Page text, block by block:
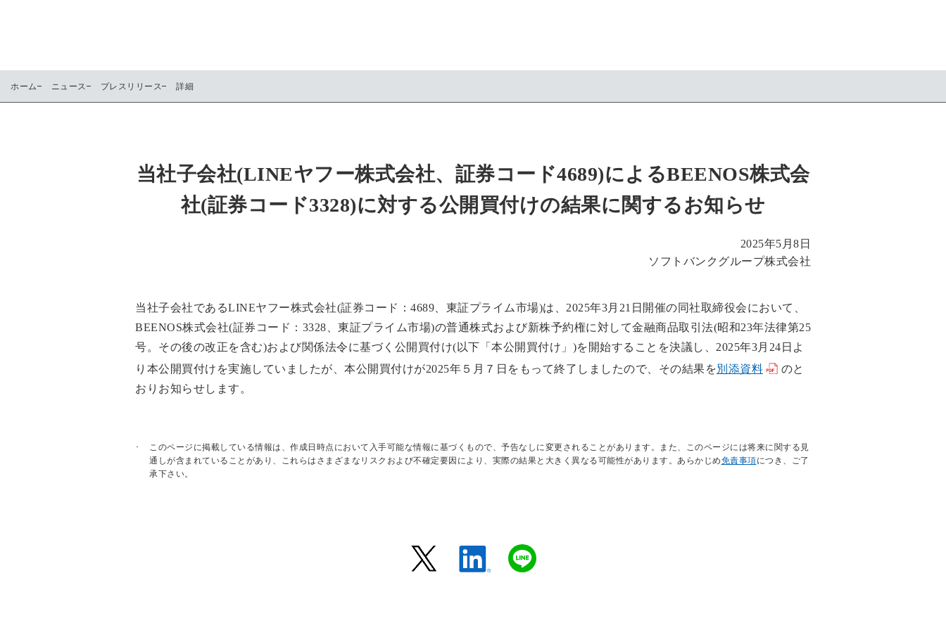
ホーム ニュース プレスリリース 詳細
当社子会社(LINEヤフー株式会社、証券コード4689)によるBEENOS株式会
社(証券コード3328)に対する公開買付けの結果に関するお知らせ
2025年5月8日
ソフトバンクグループ株式会社
当社子会社であるLINEヤフー株式会社(証券コード：4689、東証プライム市場)は、2025年3月21日開催の同社取締役会において、
BEENOS株式会社(証券コード：3328、東証プライム市場)の普通株式および新株予約権に対して金融商品取引法(昭和23年法律第25
号。その後の改正を含む)および関係法令に基づく公開買付け(以下「本公開買付け」)を開始することを決議し、2025年3月24日よ
り本公開買付けを実施していましたが、本公開買付けが2025年５月７日をもって終了しましたので、その結果を別添資料
のと
おりお知らせします。
このページに掲載している情報は、作成日時点において入手可能な情報に基づくもので、予告なしに変更されることがあります。また、このページには将来に関する見
通しが含まれていることがあり、これらはさまざまなリスクおよび不確定要因により、実際の結果と大きく異なる可能性があります。あらかじめ免責事項につき、ご了
承下さい。